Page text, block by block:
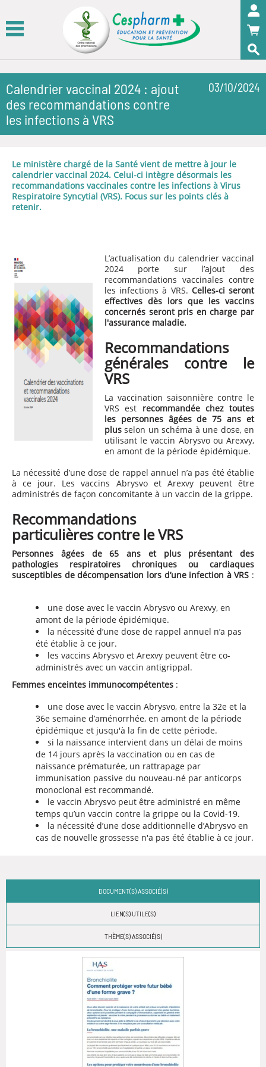
Calendrier vaccinal 2024 : ajout
des recommandations contre
les infections à VRS
03/10/2024
Le ministère chargé de la Santé vient de mettre à jour le
calendrier vaccinal 2024. Celui-ci intègre désormais les
recommandations vaccinales contre les infections à Virus
Respiratoire Syncytial (VRS). Focus sur les points clés à
retenir.
L’actualisation du calendrier vaccinal
2024 porte sur l’ajout des
recommandations vaccinales contre
les infections à VRS. Celles-ci seront
effectives dès lors que les vaccins
concernés seront pris en charge par
l'assurance maladie.
Recommandations
générales contre le
VRS
La vaccination saisonnière contre le
VRS est recommandée chez toutes
les personnes âgées de 75 ans et
plusselon un schéma à une dose, en
utilisant le vaccin Abrysvo ou Arexvy,
en amont de la période épidémique.
La nécessité d’une dose de rappel annuel n’a pas été établie
à ce jour. Les vaccins Abrysvo et Arexvy peuvent être
administrés de façon concomitante à un vaccin de la grippe.
Recommandations
particulières contre le VRS
Personnes âgées de 65 ans et plus présentant des
pathologies respiratoires chroniques ou cardiaques
susceptibles de décompensation lors d’une infection à VRS :
une dose avec le vaccin Abrysvo ou Arexvy, en
amont de la période épidémique.
la nécessité d’une dose de rappel annuel n’a pas
été établie à ce jour.
les vaccins Abrysvo et Arexvy peuvent être co-
administrés avec un vaccin antigrippal.
Femmes enceintes immunocompétentes :
une dose avec le vaccin Abrysvo, entre la 32e et la
36e semaine d’aménorrhée, en amont de la période
épidémique et jusqu'à la fin de cette période.
si la naissance intervient dans un délai de moins
de 14 jours après la vaccination ou en cas de
naissance prématurée, un rattrapage par
immunisation passive du nouveau-né par anticorps
monoclonal est recommandé.
le vaccin Abrysvo peut être administré en même
temps qu’un vaccin contre la grippe ou la Covid-19.
la nécessité d’une dose additionnelle d’Abrysvo en
cas de nouvelle grossesse n'a pas été établie à ce jour.
DOCUMENT(S) ASSOCIÉ(S)
LIEN(S) UTILE(S)
THÈME(S) ASSOCIÉ(S)